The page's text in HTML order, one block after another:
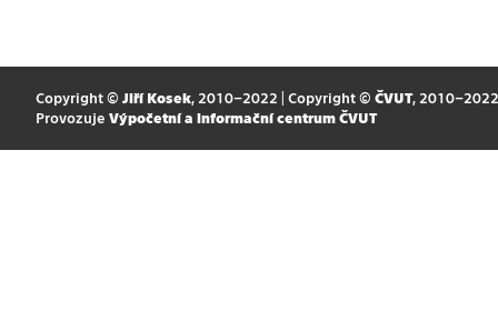
Copyright © Jiří Kosek, 2010–2022 | Copyright © ČVUT, 2010–2022
Provozuje Výpočetní a informační centrum ČVUT